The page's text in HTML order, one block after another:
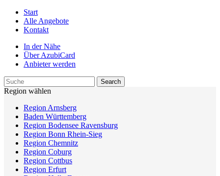
Start
Alle Angebote
Kontakt
In der Nähe
Über AzubiCard
Anbieter werden
Region wählen
Region Arnsberg
Baden Württemberg
Region Bodensee Ravensburg
Region Bonn Rhein-Sieg
Region Chemnitz
Region Coburg
Region Cottbus
Region Erfurt